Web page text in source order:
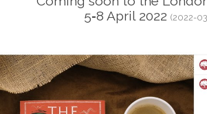
5‑8 April 2022 (2022-